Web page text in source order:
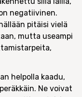
negatiivinen.
pitäisi vielä
mutta useampi
helpolla kaadu,
Ne voivat